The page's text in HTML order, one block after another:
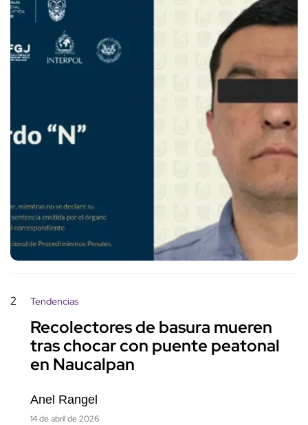
2 Tendencias
Recolectores de basura mueren
tras chocar con puente peatonal
en Naucalpan
Anel Rangel
14 de abril de 2026